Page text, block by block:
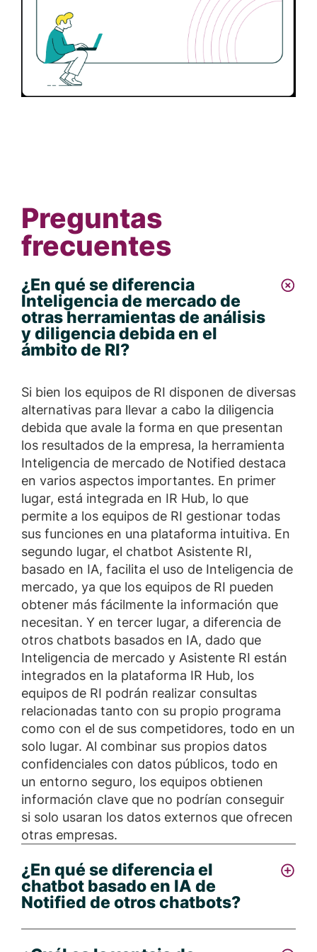
Preguntas
frecuentes
¿En qué se diferencia
Inteligencia de mercado de
otras herramientas de análisis
y diligencia debida en el
ámbito de RI?
Si bien los equipos de RI disponen de diversas
alternativas para llevar a cabo la diligencia
debida que avale la forma en que presentan
los resultados de la empresa, la herramienta
Inteligencia de mercado de Notified destaca
en varios aspectos importantes. En primer
lugar, está integrada en IR Hub, lo que
permite a los equipos de RI gestionar todas
sus funciones en una plataforma intuitiva. En
segundo lugar, el chatbot Asistente RI,
basado en IA, facilita el uso de Inteligencia de
mercado, ya que los equipos de RI pueden
obtener más fácilmente la información que
necesitan. Y en tercer lugar, a diferencia de
otros chatbots basados en IA, dado que
Inteligencia de mercado y Asistente RI están
integrados en la plataforma IR Hub, los
equipos de RI podrán realizar consultas
relacionadas tanto con su propio programa
como con el de sus competidores, todo en un
solo lugar. Al combinar sus propios datos
confidenciales con datos públicos, todo en
un entorno seguro, los equipos obtienen
información clave que no podrían conseguir
si solo usaran los datos externos que ofrecen
otras empresas.
¿En qué se diferencia el
chatbot basado en IA de
Notified de otros chatbots?
El chatbot basado en IA de Notified,